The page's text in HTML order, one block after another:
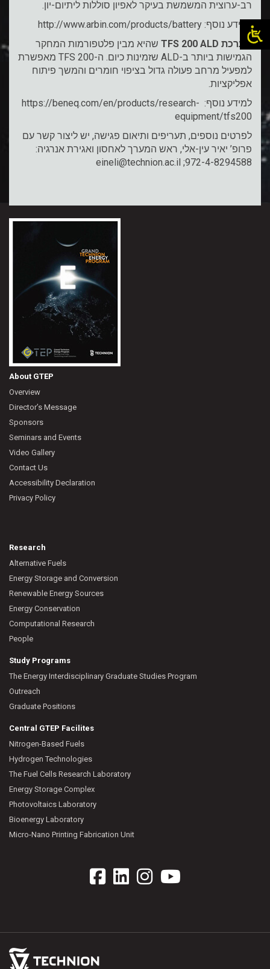
רב-ערוצית המשמשת בעיקר לאפיון סוללות ליתיום-יון.
למידע נוסף: http://www.arbin.com/products/battery
מערכת TFS 200 ALD
שהיא מבין פלטפורמות המחקר
הגמישות ביותר ב-ALD שזמינות כיום. ה-TFS 200 מאפשרת
למפעיל מרחב פעולה גדול בציפוי חומרים והמשך פיתוח
אפליקציות.
למידע נוסף: https://beneq.com/en/products/research-
equipment/tfs200
לפרטים נוספים, תעריפים ותיאום פגישה, יש ליצור קשר עם
פרופ’ יאיר עין-אלי, ראש המערך לאחסון ואגירת אנרגיה:
972-4-8294588;
eineli@technion.ac.il
About GTEP
Overview
Director’s Message
Sponsors
Seminars and Events
Video Gallery
Contact Us
Accessibility Declaration
Privacy Policy
Research
Alternative Fuels
Energy Storage and Conversion
Renewable Energy Sources
Energy Conservation
Computational Research
People
Study Programs
The Energy Interdisciplinary Graduate Studies Program
Outreach
Graduate Positions
Central GTEP Facilites
Nitrogen-Based Fuels
Hydrogen Technologies
The Fuel Cells Research Laboratory
Energy Storage Complex
Photovoltaics Laboratory
Bioenergy Laboratory
Micro-Nano Printing Fabrication Unit